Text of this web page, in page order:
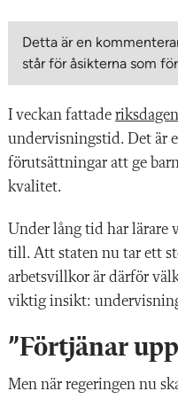
Detta är en
står för åsikterna som
I veckan fattade
undervisningstid. Det är
förutsättningar att ge
kvalitet.
Under lång tid har lärare
till. Att staten nu tar ett
arbetsvillkor är därför
viktig insikt:
”Förtjänar
Men när regeringen nu